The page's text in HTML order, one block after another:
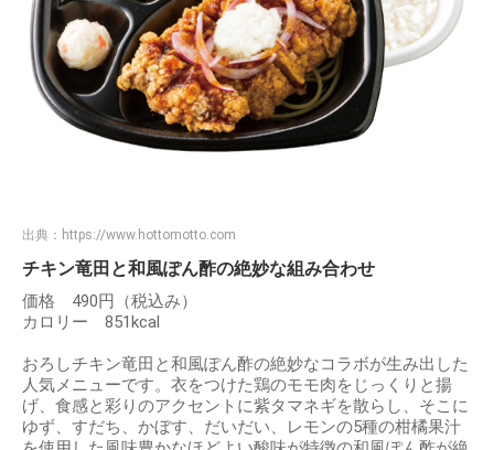
出典： https://www.hottomotto.com
チキン竜田と和風ぽん酢の絶妙な組み合わせ
価格 490円（税込み）
カロリー 851kcal
おろしチキン竜田と和風ぽん酢の絶妙なコラボが生み出した
人気メニューです。衣をつけた鶏のモモ肉をじっくりと揚
げ、食感と彩りのアクセントに紫タマネギを散らし、そこに
ゆず、すだち、かぼす、だいだい、レモンの5種の柑橘果汁